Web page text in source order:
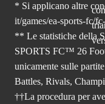
* Si applicano altre
it/games/ea-sports-fc/
** Le statistiche della
SPORTS FC™ 26
unicamente sulle
Battles, Rivals,
††La procedura per